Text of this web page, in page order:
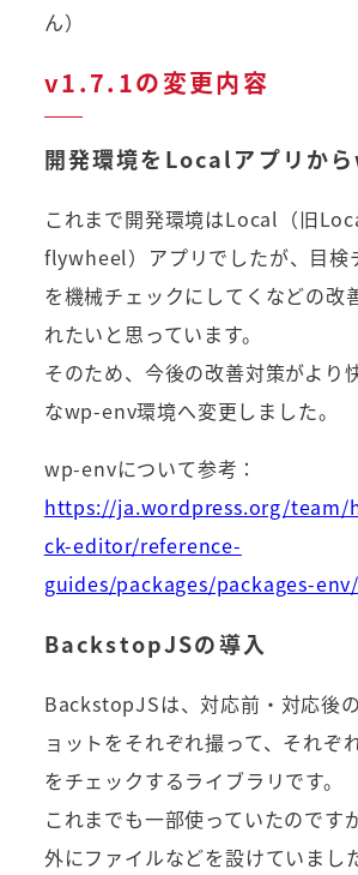
ん）
v1.7.1の変更内容
開発環境をLocalアプリか
これまで開発環境はLocal（旧
flywheel）アプリでしたが、目検
を機械チェックにしてくなどの改
れたいと思っています。
そのため、今後の改善対策がより
なwp-env環境へ変更しました。
wp-envについて参考：
https://ja.wordpress.org/
ck-editor/reference-
guides/packages/packages-env/
BackstopJSの導入
BackstopJSは、対応前・対応後
ョットをそれぞれ撮って、それぞ
をチェックするライブラリです。
これまでも一部使っていたのです
外にファイルなどを設けていまし